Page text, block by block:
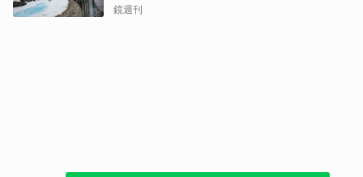
河、峽谷與雪山
鏡週刊